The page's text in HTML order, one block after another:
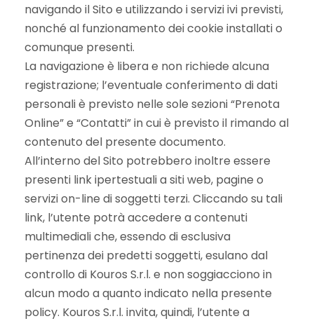
navigando il Sito e utilizzando i servizi ivi previsti,
nonché al funzionamento dei cookie installati o
comunque presenti.
La navigazione è libera e non richiede alcuna
registrazione; l’eventuale conferimento di dati
personali è previsto nelle sole sezioni “Prenota
Online” e “Contatti” in cui è previsto il rimando al
contenuto del presente documento.
All’interno del Sito potrebbero inoltre essere
presenti link ipertestuali a siti web, pagine o
servizi on-line di soggetti terzi. Cliccando su tali
link, l’utente potrà accedere a contenuti
multimediali che, essendo di esclusiva
pertinenza dei predetti soggetti, esulano dal
controllo di Kouros S.r.l. e non soggiacciono in
alcun modo a quanto indicato nella presente
policy. Kouros S.r.l. invita, quindi, l’utente a